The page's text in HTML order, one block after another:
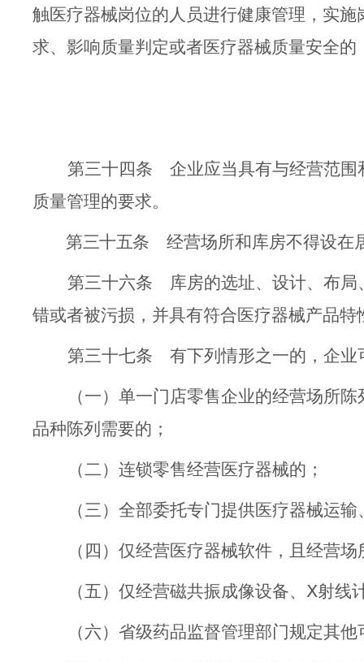
触医疗器械岗位的人员进行健康管理，实施
求、影响质量判定或者医疗器械质量安全的
第三十四条 企业应当具有与经营范
质量管理的要求。
第三十五条 经营场所和库房不得设在
第三十六条 库房的选址、设计、布
错或者被污损，并具有符合医疗器械产品
第三十七条 有下列情形之一的，企
（一）单一门店零售企业的经营场所
品种陈列需要的；
（二）连锁零售经营医疗器械的；
（三）全部委托专门提供医疗器械运
（四） 仅经营医疗器械软件，且经营
（五） 仅经营磁共振成像设备、 Ⅹ射线
（六）省级药品监督管理部门规定其